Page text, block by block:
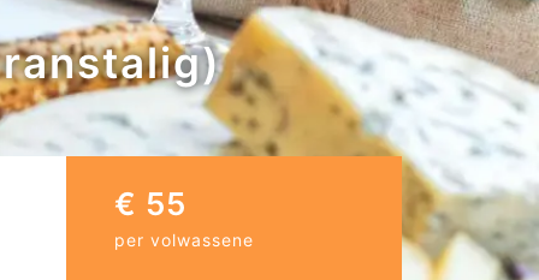
€ 55
per volwassene